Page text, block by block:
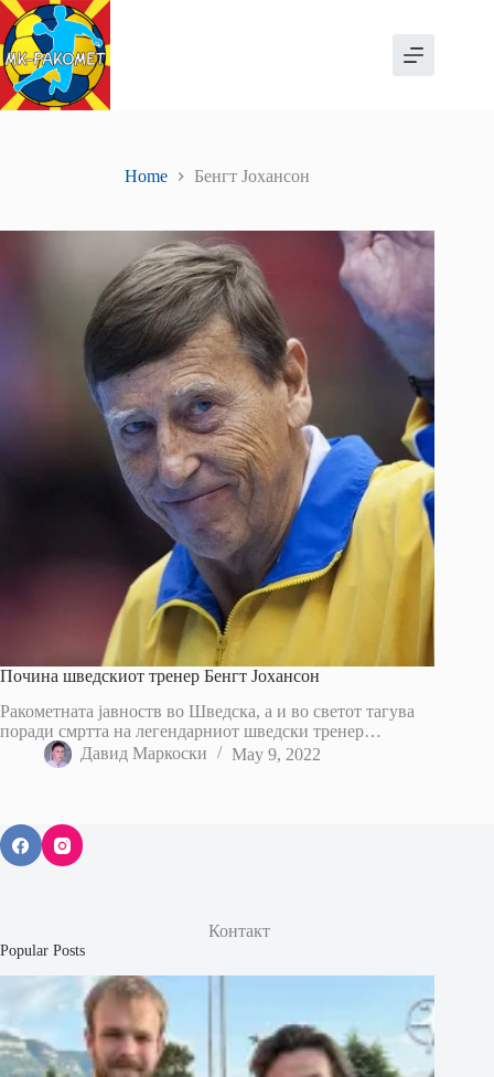
Skip
to
content
Home Бенгт Јохансон
Почина шведскиот тренер Бенгт Јохансон
Ракометната јавноств во Шведска, а и во светот тагува
поради смртта на легендарниот шведски тренер…
Давид Маркоски
May 9, 2022
Контакт
Popular Posts